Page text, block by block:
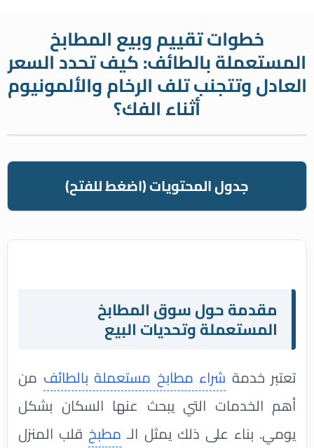
خطوات تقييم وبيع المطابخ
المستعملة بالطائف: كيف تحدد السعر
العادل وتتجنب تلف الرخام والألمونيوم
أثناء الفك؟
جدول المحتويات (اضغط للفتح)
مقدمة حول سوق المطابخ
المستعملة وتحديات البيع
تعتبر خدمة شراء مطابخ مستعملة بالطائف من
أهم الخدمات التي يبحث عنها السكان بشكل
يومي. بناء على ذلك يمثل الـ مطبخقلب المنزل